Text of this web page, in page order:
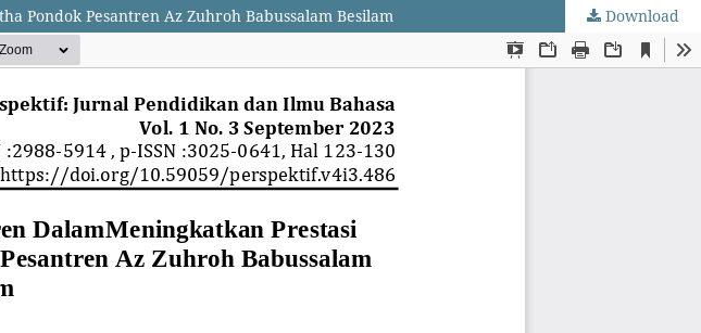
Pondok Pesantren Az Zuhroh Babussalam Besilam Download